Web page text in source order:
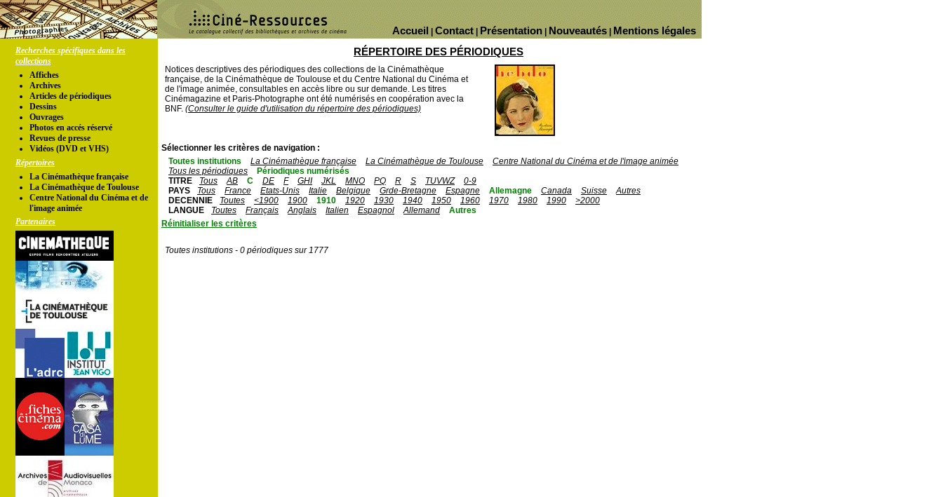
Mentions légales
Nouveautés
Présentation
Contact
Accueil
Recherches spécifiques dans les
collections
Affiches
Archives
Articles de périodiques
Dessins
Ouvrages
Photos en accés réservé
Revues de presse
Vidéos (DVD et VHS)
Répertoires
La Cinémathèque française
La Cinémathèque de Toulouse
Centre National du Cinéma et de
l'image animée
Partenaires
RÉPERTOIRE DES PÉRIODIQUES
Notices descriptives des périodiques des collections de la Cinémathèque
française, de la Cinémathèque de Toulouse et du Centre National du Cinéma et
de l'image animée, consultables en accès libre ou sur demande. Les titres
Cinémagazine et Paris-Photographe ont été numérisés en coopération avec la
BNF. (Consulter le guide d'utilisation du répertoire des périodiques)
Sélectionner les critères de navigation :
Toutes institutions
La Cinémathèque française La Cinémathèque de Toulouse
Centre National du Cinéma et de l'image animée
Tous les périodiques
Périodiques numérisés
TITRE
Tous AB C DE F GHI JKL MNO PQ R S TUVWZ
0-9
PAYS
Tous France Etats-Unis Italie Belgique Grde-Bretagne Espagne Allemagne Canada Suisse
Autres
DECENNIE
Toutes <1900 1900 1910 1920 1930 1940 1950 1960 1970 1980 1990
>2000
LANGUE
Toutes Français Anglais Italien Espagnol Allemand
Autres
Réinitialiser les critères
Toutes institutions - 0 périodiques sur 1777